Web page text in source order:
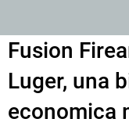
Fusion
Luger, una
economica